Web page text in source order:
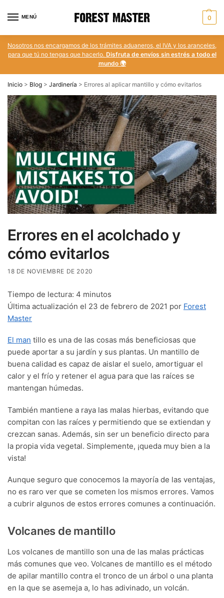
MENÚ 0
Nosotros nos encargamos de los trámites aduaneros, el IVA y los aranceles,
para que tú no tengas que hacerlo. Disfruta de envíos sin estrés a todo el
mundo 🌍
Inicio > Blog > Jardinería > Errores al aplicar mantillo y cómo evitarlos
Errores en el acolchado y
cómo evitarlos
18 DE NOVIEMBRE DE 2020
Tiempo de lectura: 4 minutos
Última actualización el 23 de febrero de 2021 por Forest
Master
El man tillo es una de las cosas más beneficiosas que
puede aportar a su jardín y sus plantas. Un mantillo de
buena calidad es capaz de aislar el suelo, amortiguar el
calor y el frío y retener el agua para que las raíces se
mantengan húmedas.
También mantiene a raya las malas hierbas, evitando que
compitan con las raíces y permitiendo que se extiendan y
crezcan sanas. Además, sin ser un beneficio directo para
la propia vida vegetal. Simplemente, ¡queda muy bien a la
vista!
Aunque seguro que conocemos la mayoría de las ventajas,
no es raro ver que se cometen los mismos errores. Vamos
a cubrir algunos de estos errores comunes a continuación.
Volcanes de mantillo
Los volcanes de mantillo son una de las malas prácticas
más comunes que veo. Volcanes de mantillo es el método
de apilar mantillo contra el tronco de un árbol o una planta
en la que se asemeja a, lo has adivinado, un volcán.